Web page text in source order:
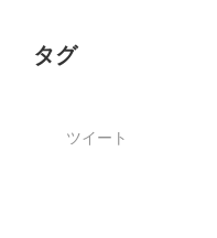
タグ
ツイート